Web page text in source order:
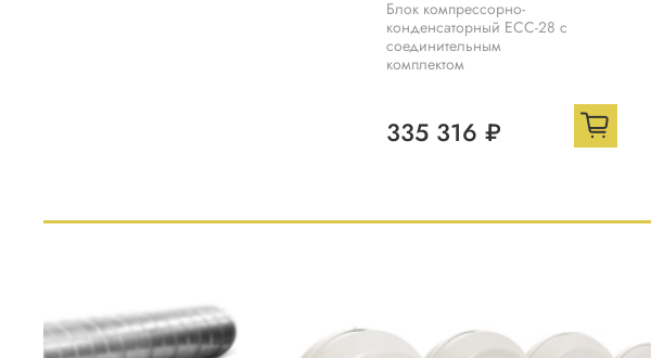
Блок компрессорно-
конденсаторный ECC-28 с
соединительным
комплектом
335 316 ₽